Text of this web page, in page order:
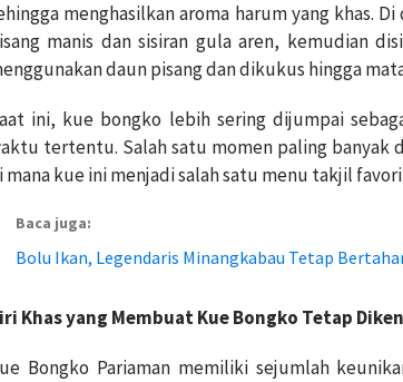
menghasilkan aroma harum yang khas.
manis dan sisiran gula aren, kemudian
daun pisang dan dikukus hingga
ini, kue bongko lebih sering dijumpai
tertentu. Salah satu momen paling banyak
mana kue ini menjadi salah satu menu takjil
Baca juga:
Bolu Ikan, Legendaris Minangkabau Tetap
Khas yang Membuat Kue Bongko Tetap
Bongko Pariaman memiliki sejumlah